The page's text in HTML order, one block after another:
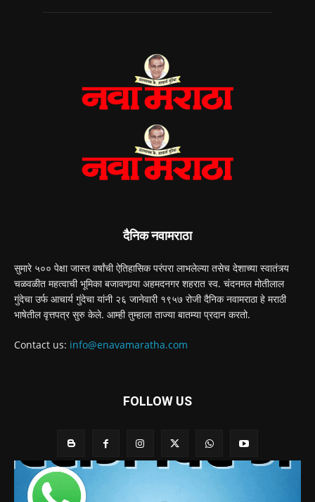
दैनिक नवामराठा
सुमारे ५०० पेक्षा जास्त वर्षांची ऐतिहासिक परंपरा लाभलेल्या तसेच देशाच्या स्वातंत्र्य
चळवळीत महत्वाची भूमिका बजावणार्‍या अहमदनगर शहरात स्व. चंदनमल मोतीलाल
गुंदेचा उर्फ आचार्य गुंदेचा यांनी २६ जानेवारी १९५७ रोजी दैनिक नवामराठा हे मराठी
भाषेतील वृत्तपत्र सुरु केले. आम्ही तुम्हाला ताज्या बातम्या प्रदान करतो.
Contact us: info@enavamaratha.com
FOLLOW US